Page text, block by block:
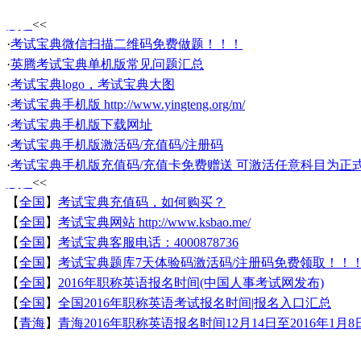
<<
·考试宝典微信扫描二维码免费做题！！！
·英腾考试宝典单机版常见问题汇总
·考试宝典logo，考试宝典大图
·考试宝典手机版 http://www.yingteng.org/m/
·考试宝典手机版下载网址
·考试宝典手机版激活码/充值码/注册码
·考试宝典手机版充值码/充值卡免费赠送 可激活任意科目为正
<<
【全国 】 考试宝典充值码，如何购买？
【全国 】 考试宝典网站 http://www.ksbao.me/
【全国 】 考试宝典客服电话：4000878736
【全国 】 考试宝典题库7天体验码激活码/注册码免费领取！！
【全国 】 2016年职称英语报名时间(中国人事考试网发布)
【全国 】 全国2016年职称英语考试报名时间|报名入口汇总
【青海】 青海2016年职称英语报名时间12月14日至2016年1月8